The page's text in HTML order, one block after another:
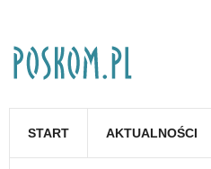
START AKTUALNOŚCI